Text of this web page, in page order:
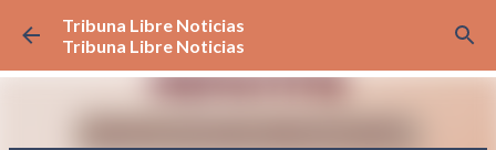
Ir al contenido principal
Tribuna Libre Noticias
Tribuna Libre Noticias